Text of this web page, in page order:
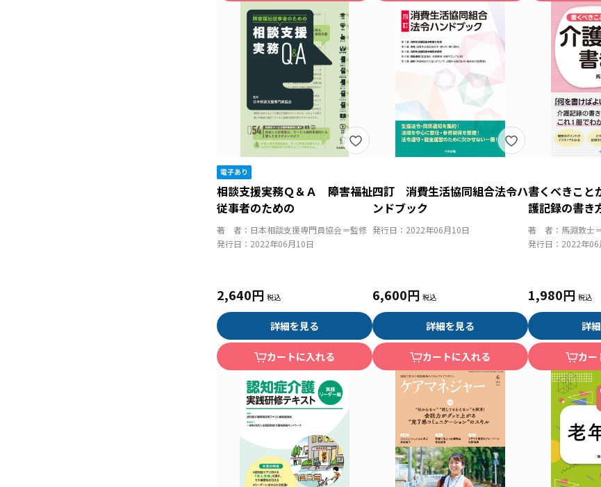
相談支援実務Ｑ＆Ａ 障害福祉
従事者のための
著 者： 日本相談支援専門員協会＝監修
発行日： 2022年06月10日
2,640円
詳細を見る
カートに入れる
四訂 消費生活協同組合法令ハ
ンドブック
発行日： 2022年06月10日
6,600円
詳細を見る
カートに入れる
書くべきこと
護記録の書き
著 者： 馬淵敦士
発行日： 2022年06
1,980円
詳
カー